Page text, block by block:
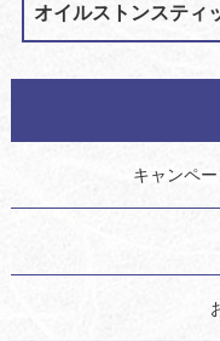
オイルストンスティ
キャンペ